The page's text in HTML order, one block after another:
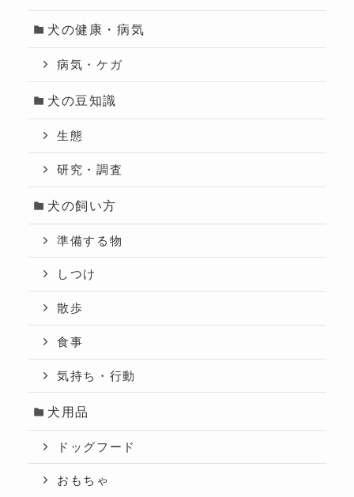
犬の健康・病気
病気・ケガ
犬の豆知識
生態
研究・調査
犬の飼い方
準備する物
しつけ
散歩
食事
気持ち・行動
犬用品
ドッグフード
おもちゃ